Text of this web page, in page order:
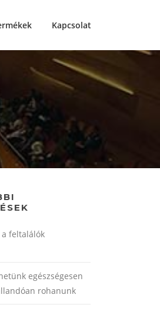
Kapcsolat
feltalálók
egészségesen
rohanunk